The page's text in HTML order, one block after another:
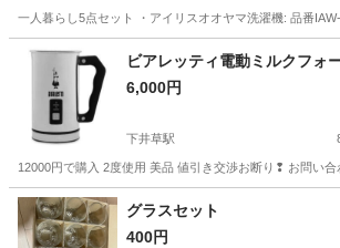
一人暮らし5点セット ・アイリスオオヤマ洗濯機: 品番
東京 台東区 浅草橋駅 キッチン家電
ビアレッティ電動ミルクフォ
6,000円
下井草駅
12000円で購入 2度使用 美品 値引き交渉お断り❢ お問い
東京 杉並区 下井草駅
グラスセット
400円